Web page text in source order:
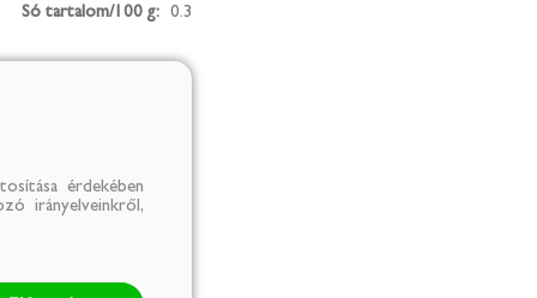
Só tartalom/100 g: 0.3
érdekében
irányelveinkről,